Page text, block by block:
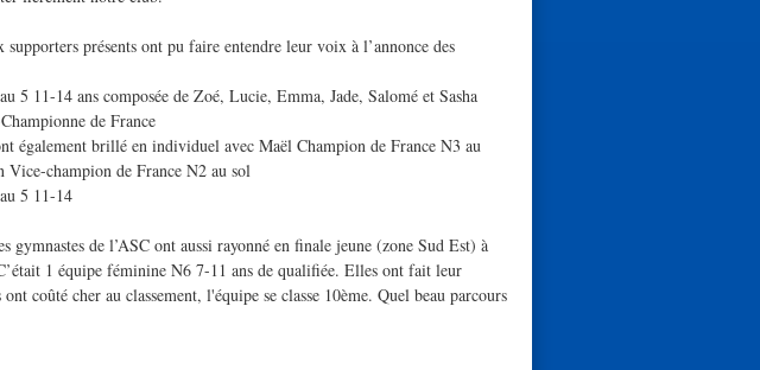
supporters présents ont pu faire entendre leur voix à l’annonce des
5 11-14 ans composée de Zoé, Lucie, Emma, Jade, Salomé et Sasha
de France
également brillé en individuel avec Maël Champion de France N3 au
Vice-champion de France N2 au sol
5 11-14
gymnastes de l’ASC ont aussi rayonné en finale jeune (zone Sud Est) à
1 équipe féminine N6 7-11 ans de qualifiée. Elles ont fait leur
coûté cher au classement, l'équipe se classe 10ème. Quel beau parcours